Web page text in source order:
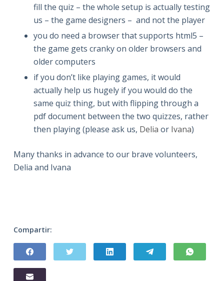
fill the quiz – the whole setup is actually testing
us – the game designers – and not the player
you do need a browser that supports html5 –
the game gets cranky on older browsers and
older computers
if you don’t like playing games, it would
actually help us hugelyif you would do the
same quiz thing, but with flipping through a
pdf document between the two quizzes, rather
then playing (please ask us, Delia or Ivana)
Many thanks in advance to our brave volunteers,
Delia and Ivana
Compartir: